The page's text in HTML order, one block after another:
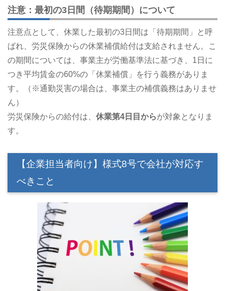
注意：最初の3日間（待期期間）について
注意点として、休業した最初の3日間は「待期期間」と呼
ばれ、労災保険からの休業補償給付は支給されません。こ
の期間については、事業主が労働基準法に基づき、1日に
つき平均賃金の60%の「休業補償」を行う義務がありま
す。（※通勤災害の場合は、事業主の補償義務はありませ
ん）
労災保険からの給付は、 休業第4日目からが対象となりま
す。
【企業担当者向け】様式8号で会社が対応す
べきこと